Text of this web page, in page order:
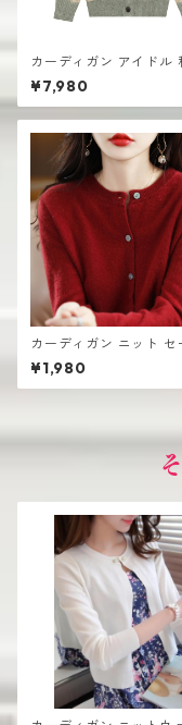
カーディガン アイドル
作 おしゃれな ニット vネック
シングルボタン
¥7,980
カーディガン ニット セ
レディース おしゃれ 可
ンプル
¥1,980